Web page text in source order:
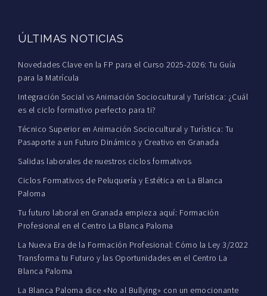
ÚLTIMAS NOTICIAS
Novedades Clave en la FP para el Curso 2025-2026: Tu Guía
para la Matrícula
Integración Social vs Animación Sociocultural y Turística: ¿Cuál
es el ciclo formativo perfecto para ti?
Técnico Superior en Animación Sociocultural y Turística: Tu
Pasaporte a un Futuro Dinámico y Creativo en Granada
Salidas laborales de nuestros ciclos formativos
Ciclos Formativos de Peluquería y Estética en La Blanca
Paloma
Tu futuro laboral en Granada empieza aquí: Formación
Profesional en el Centro La Blanca Paloma
La Nueva Era de la Formación Profesional: Cómo la Ley 3/2022
Transforma tu Futuro y las Oportunidades en el Centro La
Blanca Paloma
La Blanca Paloma dice «No al Bullying» con un emocionante